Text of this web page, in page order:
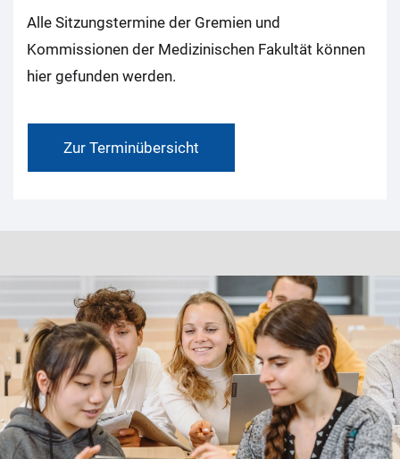
Alle Sitzungstermine der Gremien und
Kommissionen der Medizinischen Fakultät können
hier gefunden werden.
Zur Terminübersicht